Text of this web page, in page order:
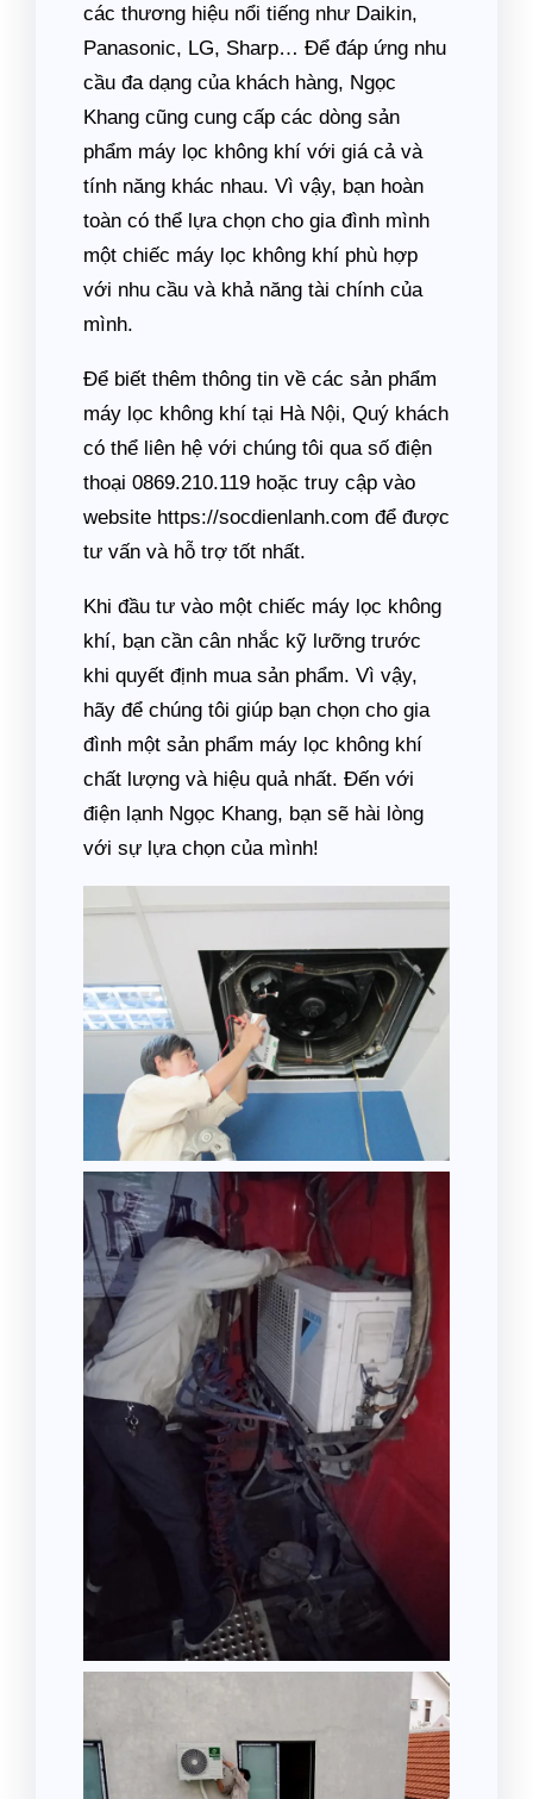
các thương hiệu nổi tiếng như Daikin,
Panasonic, LG, Sharp… Để đáp ứng nhu
cầu đa dạng của khách hàng, Ngọc
Khang cũng cung cấp các dòng sản
phẩm máy lọc không khí với giá cả và
tính năng khác nhau. Vì vậy, bạn hoàn
toàn có thể lựa chọn cho gia đình mình
một chiếc máy lọc không khí phù hợp
với nhu cầu và khả năng tài chính của
mình.
Để biết thêm thông tin về các sản phẩm
máy lọc không khí tại Hà Nội, Quý khách
có thể liên hệ với chúng tôi qua số điện
thoại 0869.210.119 hoặc truy cập vào
website https://socdienlanh.com để được
tư vấn và hỗ trợ tốt nhất.
Khi đầu tư vào một chiếc máy lọc không
khí, bạn cần cân nhắc kỹ lưỡng trước
khi quyết định mua sản phẩm. Vì vậy,
hãy để chúng tôi giúp bạn chọn cho gia
đình một sản phẩm máy lọc không khí
chất lượng và hiệu quả nhất. Đến với
điện lạnh Ngọc Khang, bạn sẽ hài lòng
với sự lựa chọn của mình!